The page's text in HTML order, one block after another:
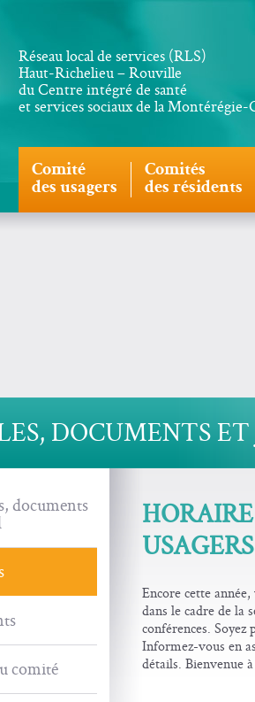
Réseau local de services (RLS)
Haut-Richelieu – Rouville
du Centre intégré de santé
et services sociaux de la
Comité
des usagers
Comités
des résidents
DOCUMENTS
documents
comité
Encore cette
dans le cadre de la
conférences.
Informez-vous en
détails. Bienvenue